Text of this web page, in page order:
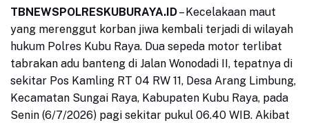
TBNEWSPOLRESKUBURAYA.ID– Kecelakaan maut
yang merenggut korban jiwa kembali terjadi di wilayah
hukum Polres Kubu Raya. Dua sepeda motor terlibat
tabrakan adu banteng di Jalan Wonodadi II, tepatnya di
sekitar Pos Kamling RT 04 RW 11, Desa Arang Limbung,
Kecamatan Sungai Raya, Kabupaten Kubu Raya, pada
Senin (6/7/2026) pagi sekitar pukul 06.40 WIB. Akibat